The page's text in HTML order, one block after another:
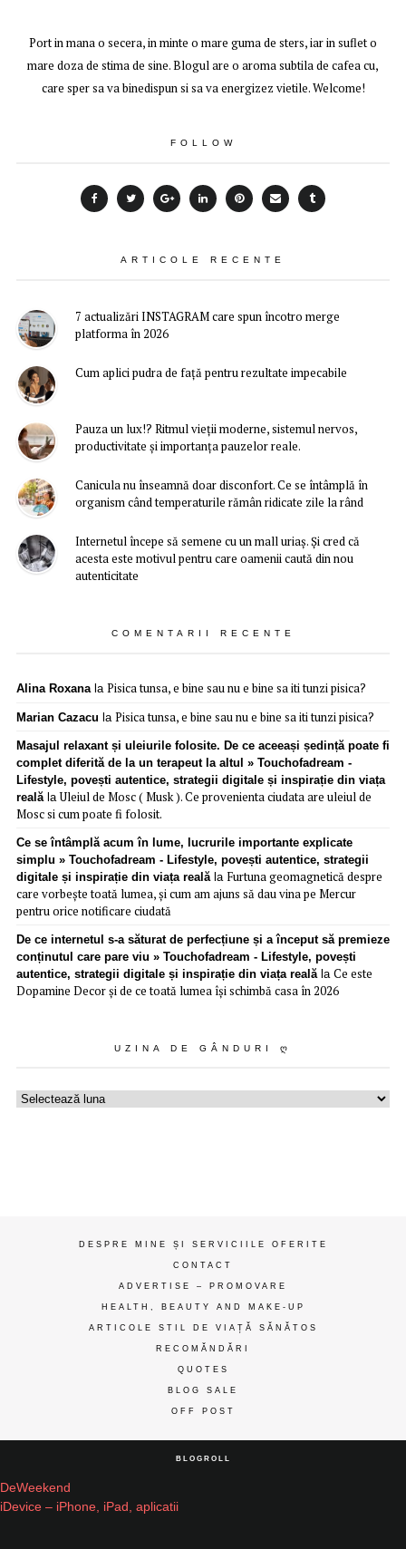
Port in mana o secera, in minte o mare guma de sters, iar in suflet o
mare doza de stima de sine. Blogul are o aroma subtila de cafea cu,
care sper sa va binedispun si sa va energizez vietile. Welcome!
FOLLOW
ARTICOLE RECENTE
7 actualizări INSTAGRAM care spun încotro merge
platforma în 2026
Cum aplici pudra de față pentru rezultate impecabile
Pauza un lux!? Ritmul vieții moderne, sistemul nervos,
productivitate și importanța pauzelor reale.
Canicula nu înseamnă doar disconfort. Ce se întâmplă în
organism când temperaturile rămân ridicate zile la rând
Internetul începe să semene cu un mall uriaș. Și cred că
acesta este motivul pentru care oamenii caută din nou
autenticitate
COMENTARII RECENTE
Alina Roxanala Pisica tunsa, e bine sau nu e bine sa iti tunzi pisica?
Marian Cazacu la Pisica tunsa, e bine sau nu e bine sa iti tunzi pisica?
Masajul relaxant și uleiurile folosite. De ce aceeași ședință poate fi
complet diferită de la un terapeut la altul » Touchofadream -
Lifestyle, povești autentice, strategii digitale și inspirație din viața
realălaUleiul de Mosc ( Musk ). Ce provenienta ciudata are uleiul de
Mosc si cum poate fi folosit.
Ce se întâmplă acum în lume, lucrurile importante explicate
simplu » Touchofadream - Lifestyle, povești autentice, strategii
digitale și inspirație din viața realăla Furtuna geomagnetică despre
care vorbește toată lumea, și cum am ajuns să dau vina pe Mercur
pentru orice notificare ciudată
De ce internetul s-a săturat de perfecțiune și a început să premieze
conținutul care pare viu » Touchofadream - Lifestyle, povești
autentice, strategii digitale și inspirație din viața realăla Ce este
Dopamine Decor și de ce toată lumea își schimbă casa în 2026
UZINA DE GÂNDURI Ღ
Uzina
DESPRE MINE ȘI SERVICIILE OFERITE
CONTACT
ADVERTISE – PROMOVARE
HEALTH, BEAUTY AND MAKE-UP
ARTICOLE STIL DE VIAȚĂ SĂNĂTOS
RECOMĂNDĂRI
QUOTES
BLOG SALE
OFF POST
BLOGROLL
DeWeekend
iDevice – iPhone, iPad, aplicatii